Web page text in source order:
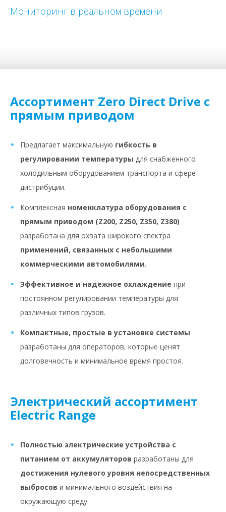
Мониторинг в реальном времени
Ассортимент Zero Direct Drive с
прямым приводом
Предлагает максимальную гибкость в
регулировании температуры для снабженного
холодильным оборудованием транспорта и сфере
дистрибуции.
Комплексная номенклатура оборудования с
прямым приводом (Z200, Z250, Z350, Z380)
разработана для охвата широкого спектра
применений, связанных с небольшими
коммерческими автомобилями.
Эффективное и надежное охлаждение при
постоянном регулировании температуры для
различных типов грузов.
Компактные, простые в установке системы
разработаны для операторов, которые ценят
долговечность и минимальное время простоя.
Электрический ассортимент
Electric Range
Полностью электрические устройства с
питанием от аккумуляторов разработаны для
достижения нулевого уровня непосредственных
выбросов и минимального воздействия на
окружающую среду.